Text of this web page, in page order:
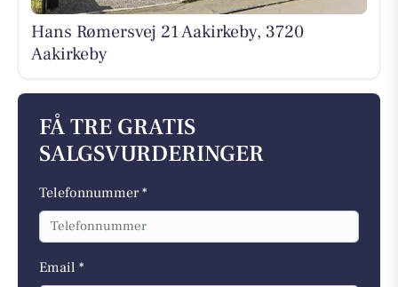
Hans Rømersvej 21 Aakirkeby, 3720
Aakirkeby
FÅ TRE GRATIS
SALGSVURDERINGER
Telefonnummer *
Email *